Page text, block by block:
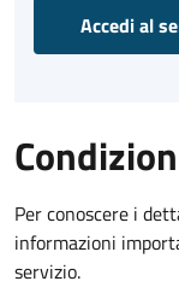
Accedi al
Per conoscere i
informazioni
servizio.